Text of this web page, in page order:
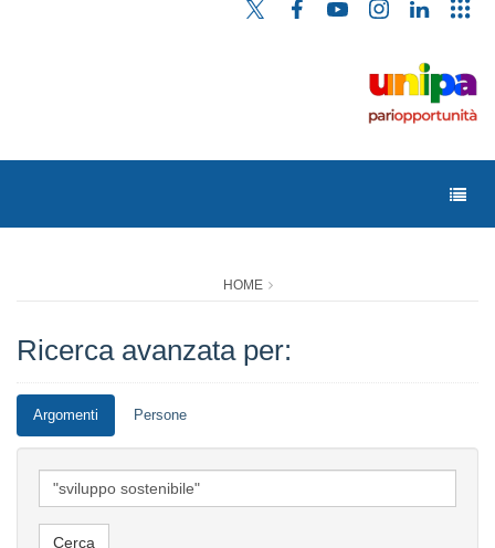
HOME
Ricerca avanzata per:
Argomenti Persone